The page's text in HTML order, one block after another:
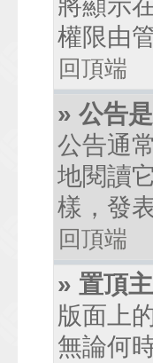
權限由
回頂端
» 公告
公告通
地閱讀
樣，發
回頂端
» 置頂
版面上
無論何